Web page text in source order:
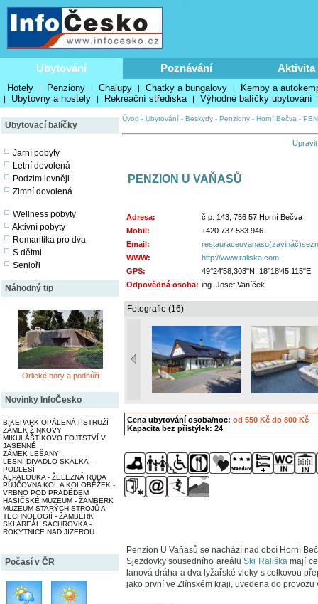
Ubytování Poznávání Aktivita
Hotely | Penziony | Chalupy | Chatky a bungalovy | Kempy a
| Ubytovny a hostely | Rekreační střediska | Výhodné balíčky ubytování
Ubytovací balíčky
Jarní pobyty
Letní dovolená
Podzim levněji
Zimní dovolená
Wellness pobyty
Aktivní pobyty
Romantika pro dva
S dětmi
Senioři
Náhodný tip
Orlické hory a podhůří
Novinky InfoČesko
BIKEPARK OPÁLENÁ PSTRUŽÍ
ZÁMEK ŽINKOVY
MIKULÁŠTÍKOVO FOJTSTVÍ V
JASENNÉ
ZÁMEK LEŠANY
LESNÍ DIVADLO SKALKA -
PODLESÍ
ALPALOUKA - ŽELEZNÁ RUDA
PŮJČOVNA KOL A KOLOBĚŽEK -
VRBNO POD PRADĚDEM
HASIČSKÉ MUZEUM - ŽAMBERK
MUZEUM STARÝCH STROJŮ A
TECHNOLOGIÍ - ŽAMBERK
SKI AREÁL SACHROVKA -
ROKYTNICE NAD JIZEROU
Počasí v ČR
Úvod - Ubytování - Beskydy - Penziony - Horní Bečva -
PENZION U VAŇASŮ
Adresa:
č.p. 143, 756 57 Horní Bečva
Mobil:
+420 737 583 946
Email:
WWW:
http://www.raliska.com
GPS:
49°24'58,303"N, 18°18'45,115"E
Odpovědná osoba: ing. Josef Vaníček
Fotografie (16)
Cena ubytování osoba/noc: od 550 Kč do 800 Kč
Kapacita bez přistýlek: 24
Penzion U Vaňasů se nachází nad obcí Horní
Sjezdovky sousedního areáluSki Rališkamají
lanová dráha a dva lyžařské vleky s celkovou
jako první ve Zlínském kraji, uvedena do provozu